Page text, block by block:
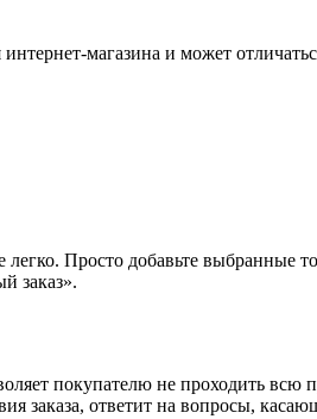
магазина и может
Просто добавьте выбранные
заказ».
покупателю не проходить всю
заказа, ответит на вопросы,